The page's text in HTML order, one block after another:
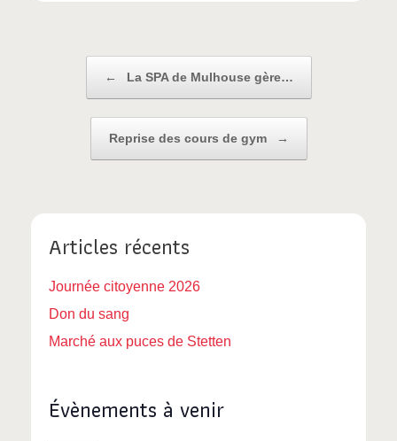
← La SPA de Mulhouse gère…
Reprise des cours de gym →
Articles récents
Journée citoyenne 2026
Don du sang
Marché aux puces de Stetten
Évènements à venir